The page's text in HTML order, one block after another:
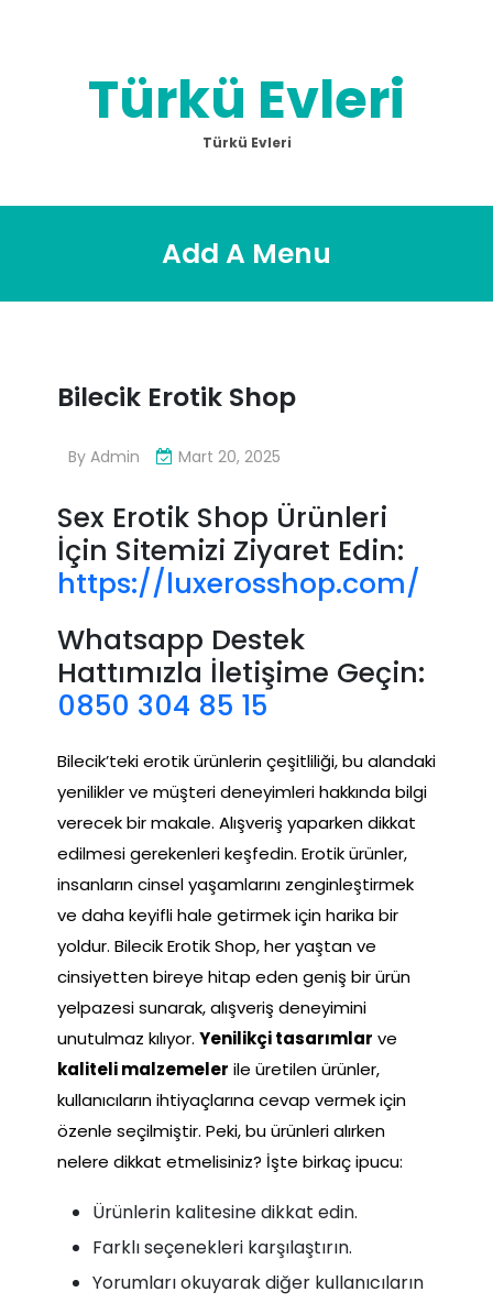
Türkü Evleri
Türkü Evleri
Add A Menu
Bilecik Erotik Shop
By Admin Mart 20, 2025
Sex Erotik Shop Ürünleri
İçin Sitemizi Ziyaret Edin:
https://luxerosshop.com/
Whatsapp Destek
Hattımızla İletişime Geçin:
0850 304 85 15
Bilecik’teki erotik ürünlerin çeşitliliği, bu alandaki
yenilikler ve müşteri deneyimleri hakkında bilgi
verecek bir makale. Alışveriş yaparken dikkat
edilmesi gerekenleri keşfedin. Erotik ürünler,
insanların cinsel yaşamlarını zenginleştirmek
ve daha keyifli hale getirmek için harika bir
yoldur. Bilecik Erotik Shop, her yaştan ve
cinsiyetten bireye hitap eden geniş bir ürün
yelpazesi sunarak, alışveriş deneyimini
unutulmaz kılıyor. Yenilikçi tasarımlar ve
kaliteli malzemeler ile üretilen ürünler,
kullanıcıların ihtiyaçlarına cevap vermek için
özenle seçilmiştir. Peki, bu ürünleri alırken
nelere dikkat etmelisiniz? İşte birkaç ipucu:
Ürünlerin kalitesine dikkat edin.
Farklı seçenekleri karşılaştırın.
Yorumları okuyarak diğer kullanıcıların